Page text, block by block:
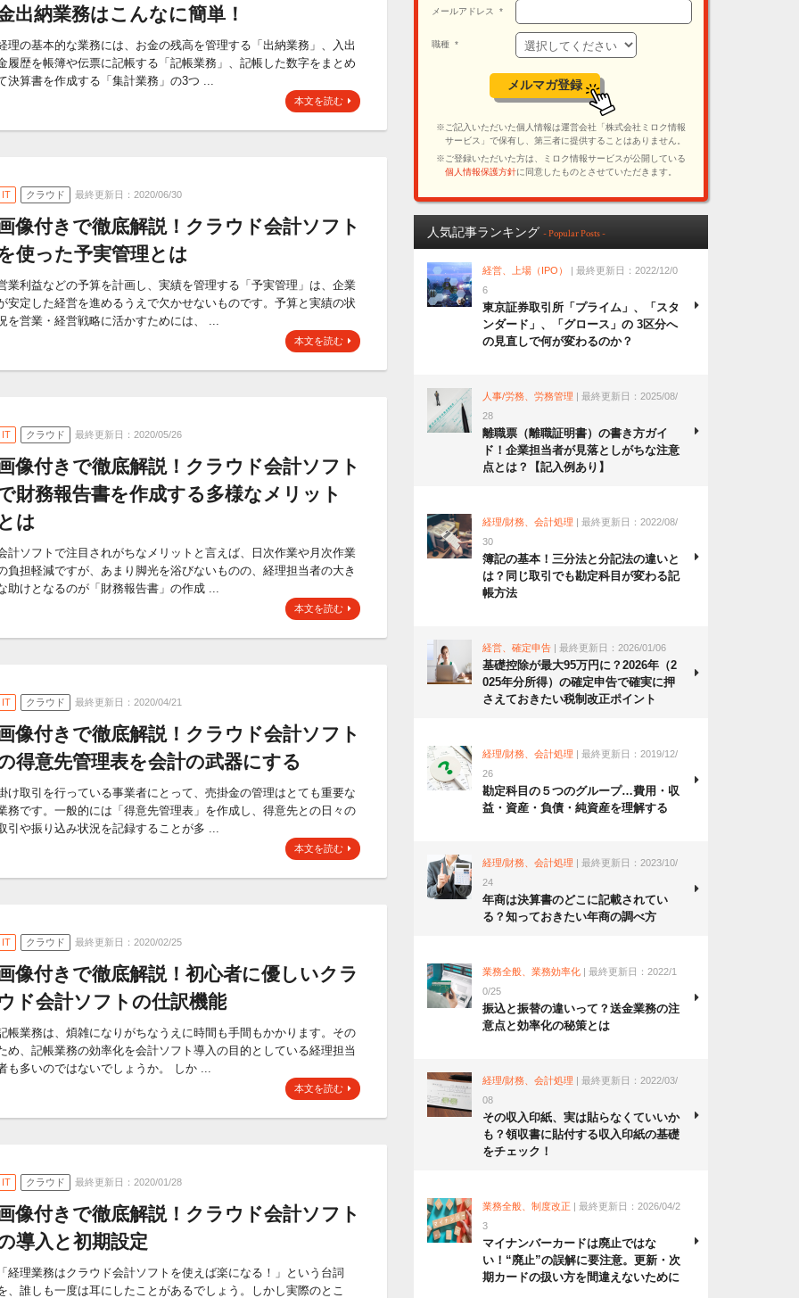
出納業務はこんなに簡単！
理の基本的な業務には、お金の残高を管理する「出納業務」、入出
履歴を帳簿や伝票に記帳する「記帳業務」、記帳した数字をまとめ
決算書を作成する「集計業務」の3つ ...
本文を読む
IT クラウド 最終更新日：2020/06/30
像付きで徹底解説！クラウド会計ソフト
使った予実管理とは
業利益などの予算を計画し、実績を管理する「予実管理」は、企業
安定した経営を進めるうえで欠かせないものです。予算と実績の状
を営業・経営戦略に活かすためには、 ...
本文を読む
IT クラウド 最終更新日：2020/05/26
像付きで徹底解説！クラウド会計ソフト
財務報告書を作成する多様なメリット
は
計ソフトで注目されがちなメリットと言えば、日次作業や月次作業
負担軽減ですが、あまり脚光を浴びないものの、経理担当者の大き
助けとなるのが「財務報告書」の作成 ...
本文を読む
IT クラウド 最終更新日：2020/04/21
像付きで徹底解説！クラウド会計ソフト
得意先管理表を会計の武器にする
け取引を行っている事業者にとって、売掛金の管理はとても重要な
務です。一般的には「得意先管理表」を作成し、得意先との日々の
引や振り込み状況を記録することが多 ...
本文を読む
IT クラウド 最終更新日：2020/02/25
像付きで徹底解説！初心者に優しいクラ
ド会計ソフトの仕訳機能
帳業務は、煩雑になりがちなうえに時間も手間もかかります。その
め、記帳業務の効率化を会計ソフト導入の目的としている経理担当
も多いのではないでしょうか。 しか ...
本文を読む
IT クラウド 最終更新日：2020/01/28
像付きで徹底解説！クラウド会計ソフト
導入と初期設定
経理業務はクラウド会計ソフトを使えば楽になる！」という台詞
、誰しも一度は耳にしたことがあるでしょう。しかし実際のとこ
人気記事ランキング - Popular Posts -
経営、上場（IPO）
| 最終更新日：2022/12/0
6
東京証券取引所「プライム」、「スタ
ンダード」、「グロース」の 3区分へ
の見直しで何が変わるのか？
人事/労務、労務管理 | 最終更新日：2025/08/
28
離職票（離職証明書）の書き方ガイ
ド！企業担当者が見落としがちな注意
点とは？【記入例あり】
経理/財務、会計処理 | 最終更新日：2022/08/
30
簿記の基本！三分法と分記法の違いと
は？同じ取引でも勘定科目が変わる記
帳方法
経営、確定申告 | 最終更新日：2026/01/06
基礎控除が最大95万円に？2026年（2
025年分所得）の確定申告で確実に押
さえておきたい税制改正ポイント
経理/財務、会計処理 | 最終更新日：2019/12/
26
勘定科目の５つのグループ…費用・収
益・資産・負債・純資産を理解する
経理/財務、会計処理 | 最終更新日：2023/10/
24
年商は決算書のどこに記載されてい
る？知っておきたい年商の調べ方
業務全般、業務効率化 | 最終更新日：2022/1
0/25
振込と振替の違いって？送金業務の注
意点と効率化の秘策とは
経理/財務、会計処理 | 最終更新日：2022/03/
08
その収入印紙、実は貼らなくていいか
も？領収書に貼付する収入印紙の基礎
をチェック！
業務全般、制度改正 | 最終更新日：2026/04/2
3
マイナンバーカードは廃止ではな
い！“廃止”の誤解に要注意。更新・次
期カードの扱い方を間違えないために